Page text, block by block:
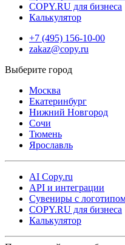
производства
Доставка
После выполнения заказа
пункты выдачи или
предусмотрена курьерская
получить готовую
Copy.ru обеспечивает
выполнения, что делает
надежным решением для
персонализированных
COPY.RU для бизнеса
Калькулятор
+7 (495) 156-10-00
zakaz@copy.ru
Москва
Екатеринбург
Нижний Новгород
Сочи
Тюмень
Ярославль
AI Copy.ru
API и интеграции
Сувениры с
COPY.RU для бизнеса
Калькулятор